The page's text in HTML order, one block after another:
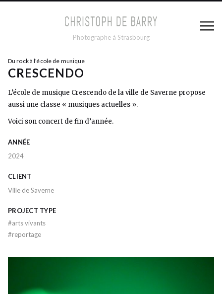
Photographe à Strasbourg
Du rock à l'école de musique
CRESCENDO
L’école de musique Crescendo de la ville de Saverne propose
aussi une classe « musiques actuelles ».
Voici son concert de fin d’année.
ANNÉE
2024
CLIENT
Ville de Saverne
PROJECT TYPE
#arts vivants
#reportage